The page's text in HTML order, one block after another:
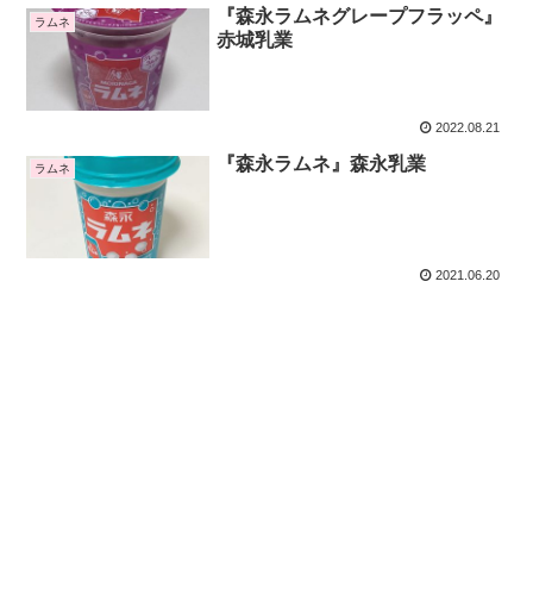
ラムネ
『森永ラムネグレープフラッペ』
赤城乳業
2022.08.21
ラムネ 『森永ラムネ』森永乳業
2021.06.20